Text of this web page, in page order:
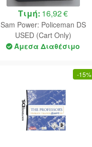
Τιμή: 16,92 €
Sam Power: Policeman DS
USED (Cart Only)
Άμεσα Διαθέσιμο
-15%